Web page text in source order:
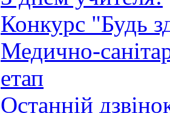
Конкурс "Будь
Медично-
етап
Останній